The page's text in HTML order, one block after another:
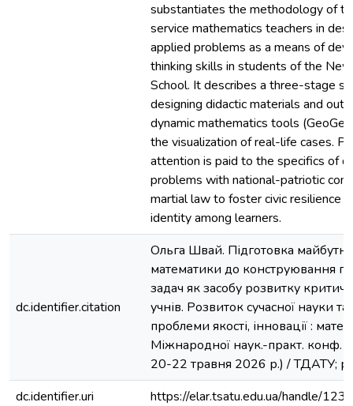
substantiates the methodology of
service mathematics teachers in
applied problems as a means of
thinking skills in students of the
School. It describes a three-stage
designing didactic materials and
dynamic mathematics tools
the visualization of real-life cases.
attention is paid to the specifics of
problems with national-patriotic
martial law to foster civic resilience
identity among learners.
dc.identifier.citation
Ольга Швай. Підготовка
математики до конструювання
задач як засобу розвитку
учнів. Розвиток сучасної науки та
проблеми якості, інновації :
Міжнародної наук.-практ. конф.
20-22 травня 2026 р.) / ТДАТУ;
dc.identifier.uri
https://elar.tsatu.edu.ua/handle/